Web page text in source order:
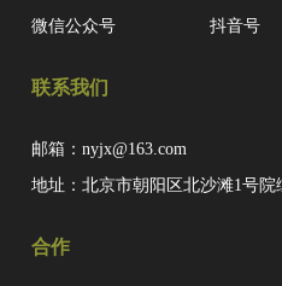
微信公众号 抖音号
联系我们
邮箱：nyjx@163.com
地址：北京市朝阳区北沙滩1号院
合作